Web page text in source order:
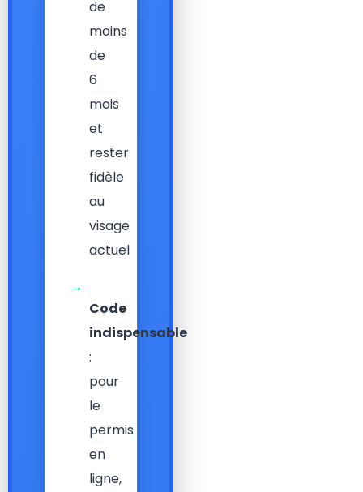
de
moins
de
6
mois
et
rester
fidèle
au
visage
actuel
→
Code
indispensable
:
pour
le
permis
en
ligne,